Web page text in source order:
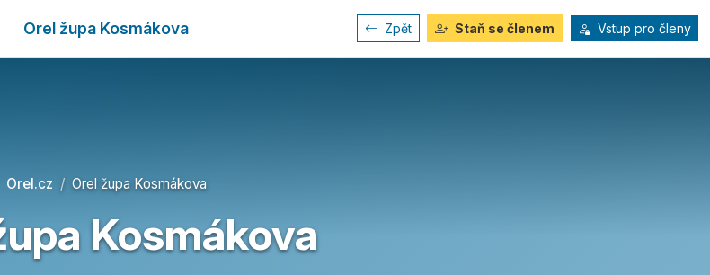
Orel župa Kosmákova Zpět Staň se členem Vstup pro členy
Orel.cz Orel župa Kosmákova
Kosmákova